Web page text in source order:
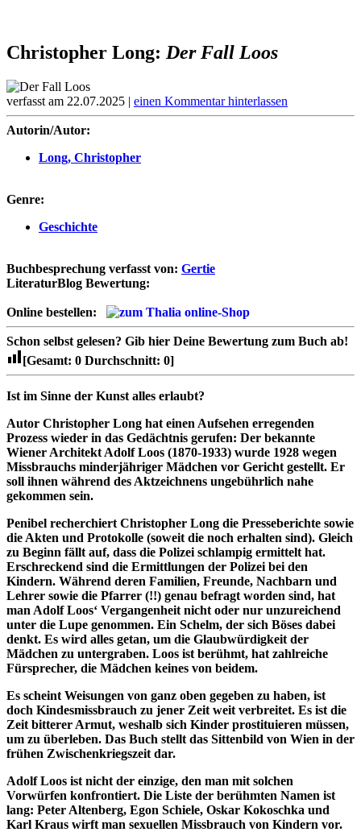
Christopher Long: Der Fall Loos
verfasst am 22.07.2025 | einen Kommentar hinterlassen
Autorin/Autor:
Long, Christopher
Genre:
Geschichte
Buchbesprechung verfasst von: Gertie
LiteraturBlog Bewertung:
Online bestellen:
Schon selbst gelesen? Gib hier Deine Bewertung zum Buch ab!
[Gesamt: 0 Durchschnitt: 0]
Ist im Sinne der Kunst alles erlaubt?
Autor Christopher Long hat einen Aufsehen erregenden
Prozess wieder in das Gedächtnis gerufen: Der bekannte
Wiener Architekt Adolf Loos (1870-1933) wurde 1928 wegen
Missbrauchs minderjähriger Mädchen vor Gericht gestellt. Er
soll ihnen während des Aktzeichnens ungebührlich nahe
gekommen sein.
Penibel recherchiert Christopher Long die Presseberichte sowie
die Akten und Protokolle (soweit die noch erhalten sind). Gleich
zu Beginn fällt auf, dass die Polizei schlampig ermittelt hat.
Erschreckend sind die Ermittlungen der Polizei bei den
Kindern. Während deren Familien, Freunde, Nachbarn und
Lehrer sowie die Pfarrer (!!) genau befragt worden sind, hat
man Adolf Loos‘ Vergangenheit nicht oder nur unzureichend
unter die Lupe genommen. Ein Schelm, der sich Böses dabei
denkt. Es wird alles getan, um die Glaubwürdigkeit der
Mädchen zu untergraben. Loos ist berühmt, hat zahlreiche
Fürsprecher, die Mädchen keines von beidem.
Es scheint Weisungen von ganz oben gegeben zu haben, ist
doch Kindesmissbrauch zu jener Zeit weit verbreitet. Es ist die
Zeit bitterer Armut, weshalb sich Kinder prostituieren müssen,
um zu überleben. Das Buch stellt das Sittenbild von Wien in der
frühen Zwischenkriegszeit dar.
Adolf Loos ist nicht der einzige, den man mit solchen
Vorwürfen konfrontiert. Die Liste der berühmten Namen ist
lang: Peter Altenberg, Egon Schiele, Oskar Kokoschka und
Karl Kraus wirft man sexuellen Missbrauch von Kindern vor.